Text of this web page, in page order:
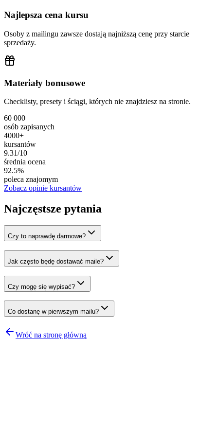
Najlepsza cena kursu
Osoby z mailingu zawsze dostają najniższą cenę przy starcie
sprzedaży.
Materiały bonusowe
Checklisty, presety i ściągi, których nie znajdziesz na stronie.
60 000
osób zapisanych
4000+
kursantów
9.31/10
średnia ocena
92.5%
poleca znajomym
Zobacz opinie kursantów
Najczęstsze pytania
Czy to naprawdę darmowe?
Jak często będę dostawać maile?
Czy mogę się wypisać?
Co dostanę w pierwszym mailu?
Wróć na stronę główną